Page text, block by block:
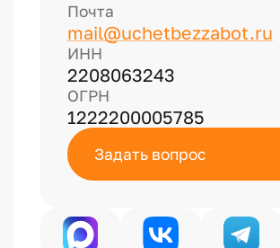
Почта
mail@uchetbezzabot.ru
ИНН
2208063243
ОГРН
1222200005785
Задать вопрос